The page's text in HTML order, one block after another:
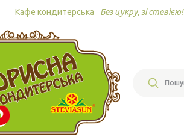
Кафе кондитерська Без цукру, зі стевією!